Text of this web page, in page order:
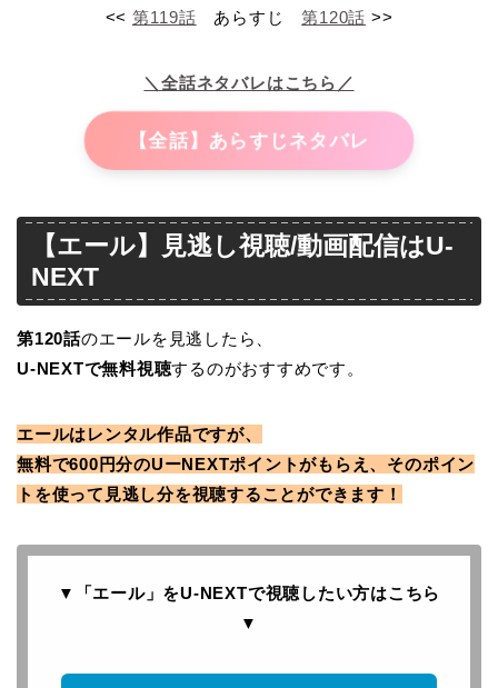
<< 第119話 あらすじ第120話 >>
＼全話ネタバレはこちら／
【全話】あらすじネタバレ
【エール】見逃し視聴/動画配信はU-
NEXT
第120話のエールを見逃したら、
U-NEXTで無料視聴するのがおすすめです。
エールはレンタル作品ですが、
無料で600円分のUーNEXTポイントがもらえ、そのポイン
トを使って見逃し分を視聴することができます！
▼「エール」をU-NEXTで視聴したい方はこちら
▼